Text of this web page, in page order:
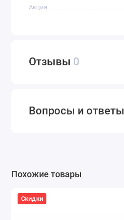
Акция
Отзывы 0
Вопросы и ответы
Похожие товары
Скидки